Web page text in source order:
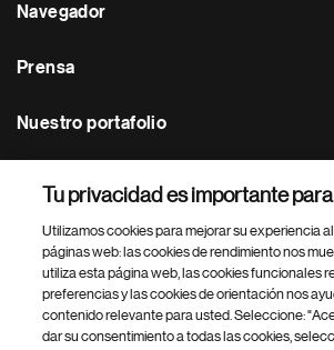
Navegador
Prensa
Nuestro portafolio
Footer Site Search
Tu privacidad es importante
Utilizamos cookies para mejorar su experiencia
páginas web: las cookies de rendimiento nos
utiliza esta página web, las cookies funcionales
preferencias y las cookies de orientación nos
contenido relevante para usted. Seleccione:
dar su consentimiento a todas las cookies,